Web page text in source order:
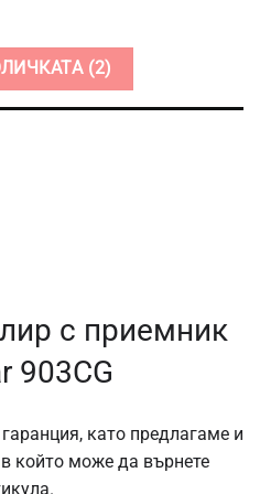
2
с приемник
903CG
като предлагаме и
който може да върнете